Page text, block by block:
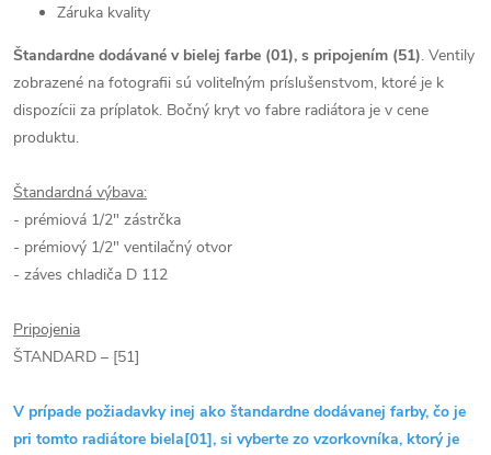
Záruka kvality
Štandardne dodávané v bielej farbe (01), s pripojením (51). Ventily
zobrazené na fotografii sú voliteľným príslušenstvom, ktoré je k
dispozícii za príplatok. Bočný kryt vo fabre radiátora je v cene
produktu.
Štandardná výbava:
- prémiová 1/2" zástrčka
- prémiový 1/2" ventilačný otvor
- záves chladiča D 112
Pripojenia
ŠTANDARD – [51]
V prípade požiadavky inej ako štandardne dodávanej farby, čo je
pri tomto radiátore biela[01], si vyberte zo vzorkovníka, ktorý je